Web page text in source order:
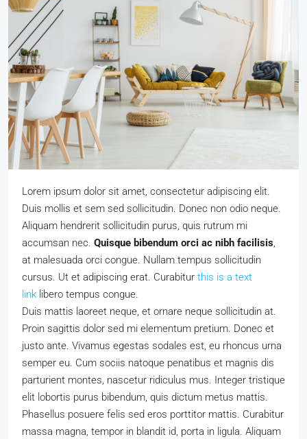
Lorem ipsum dolor sit amet, consectetur adipiscing elit.
Duis mollis et sem sed sollicitudin. Donec non odio neque.
Aliquam hendrerit sollicitudin purus, quis rutrum mi
accumsan nec. Quisque bibendum orci ac nibh facilisis,
at malesuada orci congue. Nullam tempus sollicitudin
cursus. Ut et adipiscing erat. Curabitur this is a text
link libero tempus congue.
Duis mattis laoreet neque, et ornare neque sollicitudin at.
Proin sagittis dolor sed mi elementum pretium. Donec et
justo ante. Vivamus egestas sodales est, eu rhoncus urna
semper eu. Cum sociis natoque penatibus et magnis dis
parturient montes, nascetur ridiculus mus. Integer tristique
elit lobortis purus bibendum, quis dictum metus mattis.
Phasellus posuere felis sed eros porttitor mattis. Curabitur
massa magna, tempor in blandit id, porta in ligula. Aliquam